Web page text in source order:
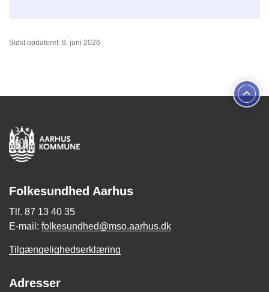
Sidst opdateret: 9. juni 2026
Folkesundhed Aarhus
Tlf. 87 13 40 35
E-mail: folkesundhed@mso.aarhus.dk
Tilgængelighedserklæring
Adresser